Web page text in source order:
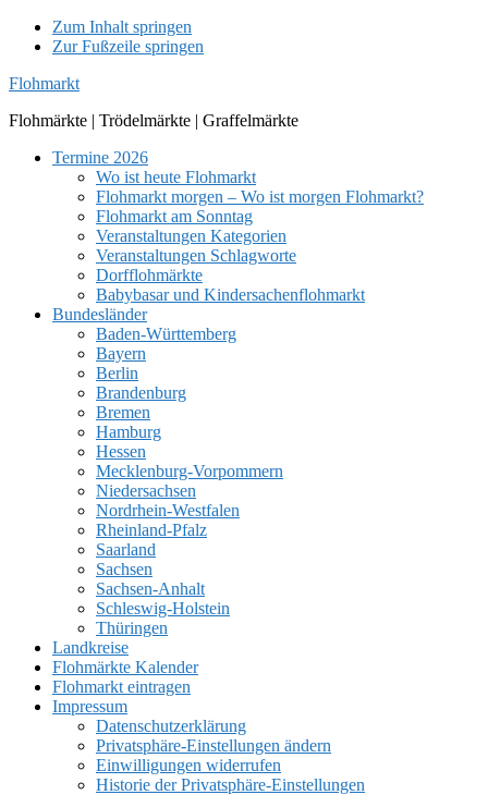
Zum Inhalt springen
Zur Fußzeile springen
Flohmarkt
Flohmärkte | Trödelmärkte | Graffelmärkte
Termine 2026
Wo ist heute Flohmarkt
Flohmarkt morgen – Wo ist morgen Flohmarkt?
Flohmarkt am Sonntag
Veranstaltungen Kategorien
Veranstaltungen Schlagworte
Dorfflohmärkte
Babybasar und Kindersachenflohmarkt
Bundesländer
Baden-Württemberg
Bayern
Berlin
Brandenburg
Bremen
Hamburg
Hessen
Mecklenburg-Vorpommern
Niedersachsen
Nordrhein-Westfalen
Rheinland-Pfalz
Saarland
Sachsen
Sachsen-Anhalt
Schleswig-Holstein
Thüringen
Landkreise
Flohmärkte Kalender
Flohmarkt eintragen
Impressum
Datenschutzerklärung
Privatsphäre-Einstellungen ändern
Einwilligungen widerrufen
Historie der Privatsphäre-Einstellungen